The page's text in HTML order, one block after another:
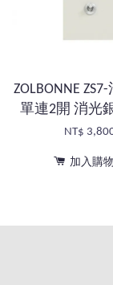
ZOLBONNE
單連2開 消光
NT$
加入購